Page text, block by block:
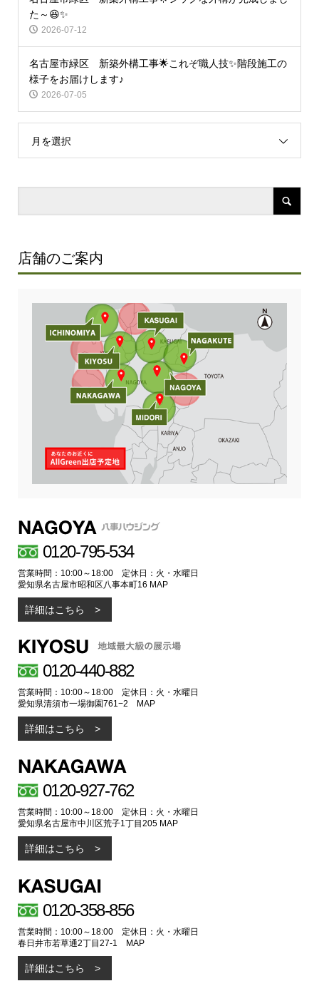
た～😆✨
2026-07-12
名古屋市緑区 新築外構工事🌟これぞ職人技✨階段施工の
様子をお届けします♪
2026-07-05
月を選択
店舗のご案内
0120-795-534
営業時間：10:00～18:00 定休日：火・水曜日
愛知県名古屋市昭和区八事本町16 MAP
詳細はこちら
0120-440-882
営業時間：10:00～18:00 定休日：火・水曜日
愛知県清須市一場御園761−2
MAP
詳細はこちら
0120-927-762
営業時間：10:00～18:00 定休日：火・水曜日
愛知県名古屋市中川区荒子1丁目205 MAP
詳細はこちら
0120-358-856
営業時間：10:00～18:00 定休日：火・水曜日
春日井市若草通2丁目27-1
MAP
詳細はこちら